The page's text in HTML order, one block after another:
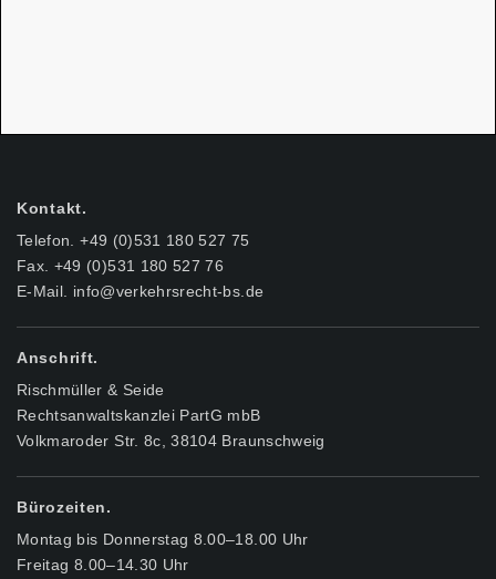
Kontakt.
Telefon. +49 (0)531 180 527 75
Fax. +49 (0)531 180 527 76
E-Mail. info@verkehrsrecht-bs.de
Anschrift.
Rischmüller & Seide
Rechtsanwaltskanzlei PartG mbB
Volkmaroder Str. 8c, 38104 Braunschweig
Bürozeiten.
Montag bis Donnerstag 8.00–18.00 Uhr
Freitag 8.00–14.30 Uhr